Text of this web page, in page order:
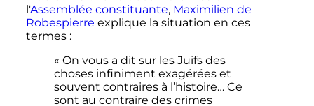
l'Assemblée constituante, Maximilien de
Robespierre explique la situation en ces
termes :
« On vous a dit sur les Juifs des
choses infiniment exagérées et
souvent contraires à l’histoire… Ce
sont au contraire des crimes